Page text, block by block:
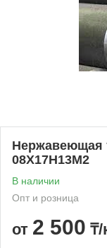
Нержавеющая
08Х17Н13М2
В наличии
Опт и розница
от 2 500 ₸/